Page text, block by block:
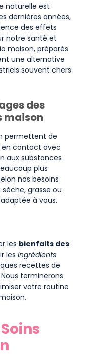
naturelle est
dernières années,
des effets
notre santé et
maison, préparés
une alternative
souvent chers
des
maison
permettent de
contact avec
aux substances
plus
nos besoins
grasse ou
à vous.
les bienfaits des
les ingrédients
recettes de
terminerons
votre routine